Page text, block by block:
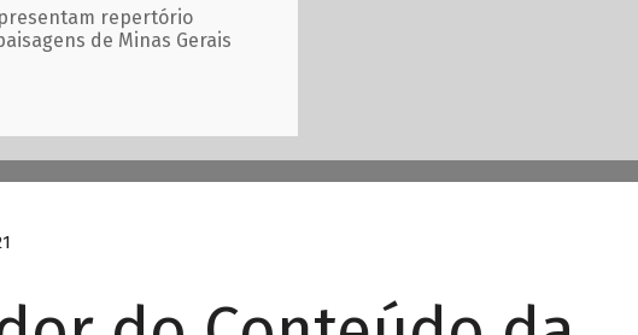
repertório
de Minas Gerais